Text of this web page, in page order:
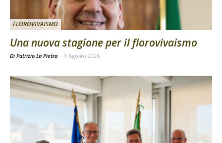
FLOROVIVAISMO
Una nuova stagione per il florovivaismo
Di Patrizio La Pietra - 1 Agosto 2026